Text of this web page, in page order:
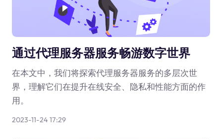
通过代理服务器服务畅游数字世界
在本文中，我们将探索代理服务器服务的多层次世
界，理解它们在提升在线安全、隐私和性能方面的作
用。
2023-11-24 17:29